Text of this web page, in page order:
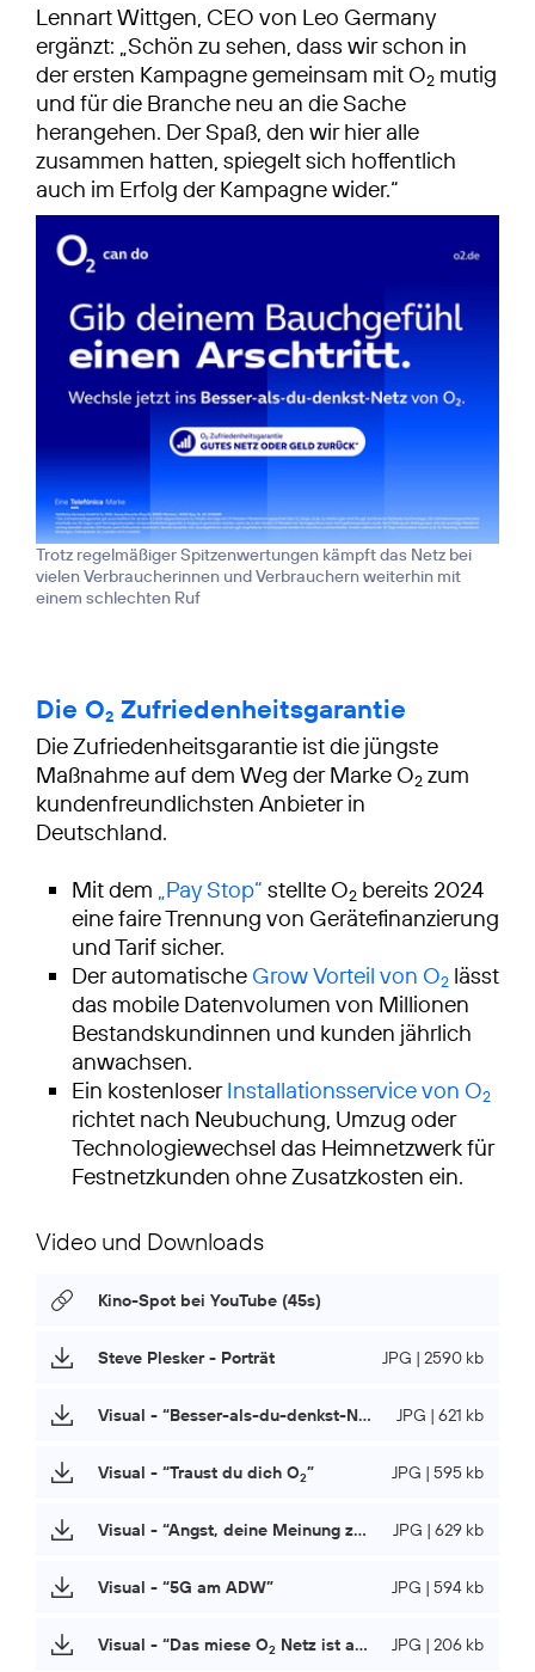
Lennart Wittgen, CEO von Leo Germany
ergänzt: „Schön zu sehen, dass wir schon in
der ersten Kampagne gemeinsam mit O2 mutig
und für die Branche neu an die Sache
herangehen. Der Spaß, den wir hier alle
zusammen hatten, spiegelt sich hoffentlich
auch im Erfolg der Kampagne wider.“
Trotz regelmäßiger Spitzenwertungen kämpft das Netz bei
vielen Verbraucherinnen und Verbrauchern weiterhin mit
einem schlechten Ruf
Die O2 Zufriedenheitsgarantie
Die Zufriedenheitsgarantie ist die jüngste
Maßnahme auf dem Weg der Marke O2 zum
kundenfreundlichsten Anbieter in
Deutschland.
Mit dem „Pay Stop“ stellte O2 bereits 2024
eine faire Trennung von Gerätefinanzierung
und Tarif sicher.
Der automatische Grow Vorteil von O2 lässt
das mobile Datenvolumen von Millionen
Bestandskundinnen und kunden jährlich
anwachsen.
Ein kostenloserInstallationsservice von O2
richtet nach Neubuchung, Umzug oder
Technologiewechsel das Heimnetzwerk für
Festnetzkunden ohne Zusatzkosten ein.
Video und Downloads
Kino-Spot bei YouTube (45s)
Steve Plesker - Porträt JPG | 2590 kb
Visual - “Besser-als-du-denkst-Netz” JPG | 621 kb
Visual - “Traust du dich O2” JPG | 595 kb
Visual - “Angst, deine Meinung zu ändern” JPG | 629 kb
Visual - “5G am ADW” JPG | 594 kb
Visual - “Das miese O2 Netz ist auch nicht mehr das, was es mal war” JPG | 206 kb